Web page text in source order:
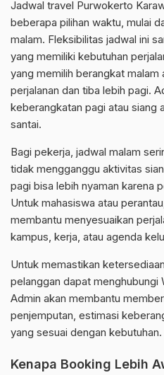
Jadwal travel Purwokerto
beberapa pilihan waktu, mulai
malam. Fleksibilitas jadwal ini
yang memiliki kebutuhan
yang memilih berangkat
perjalanan dan tiba lebih pagi.
keberangkatan pagi atau siang
santai.
Bagi pekerja, jadwal malam
tidak mengganggu aktivitas
pagi bisa lebih nyaman karena
Untuk mahasiswa atau
membantu menyesuaikan
kampus, kerja, atau agenda
Untuk memastikan
pelanggan dapat menghubungi
Admin akan membantu
penjemputan, estimasi
yang sesuai dengan kebutuhan.
Kenapa Booking Lebih